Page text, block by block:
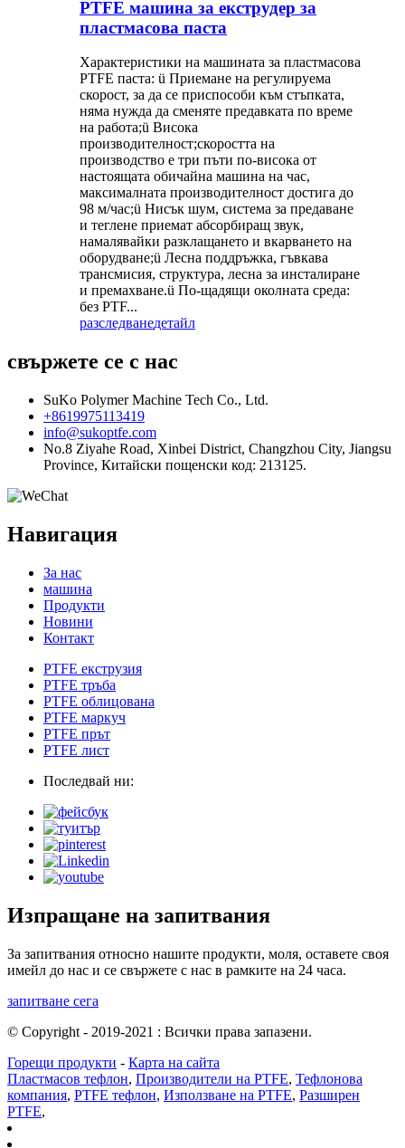
PTFE машина за екструдер за
пластмасова паста
Характеристики на машината за пластмасова
PTFE паста: ü Приемане на регулируема
скорост, за да се приспособи към стъпката,
няма нужда да сменяте предавката по време
на работа;ü Висока
производителност;скоростта на
производство е три пъти по-висока от
настоящата обичайна машина на час,
максималната производителност достига до
98 м/час;ü Нисък шум, система за предаване
и теглене приемат абсорбиращ звук,
намалявайки разклащането и вкарването на
оборудване;ü Лесна поддръжка, гъвкава
трансмисия, структура, лесна за инсталиране
и премахване.ü По-щадящи околната среда:
без PTF...
разследванедетайл
свържете се с нас
SuKo Polymer Machine Tech Co., Ltd.
+8619975113419
info@sukoptfe.com
No.8 Ziyahe Road, Xinbei District, Changzhou City, Jiangsu
Province, Китайски пощенски код: 213125.
Навигация
За нас
машина
Продукти
Новини
Контакт
PTFE екструзия
PTFE тръба
PTFE облицована
PTFE маркуч
PTFE прът
PTFE лист
Последвай ни:
Изпращане на запитвания
За запитвания относно нашите продукти, моля, оставете своя
имейл до нас и се свържете с нас в рамките на 24 часа.
запитване сега
© Copyright - 2019-2021 : Всички права запазени.
Горещи продукти - Карта на сайта
Пластмасов тефлон, Производители на PTFE, Тефлонова
компания, PTFE тефлон, Използване на PTFE, Разширен
PTFE,